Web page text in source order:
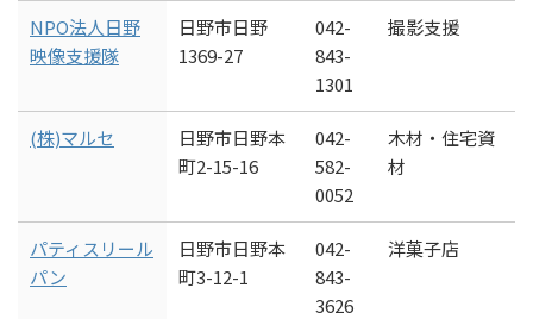
NPO法人日野
映像支援隊
日野市日野
1369-27
042-
843-
1301
撮影支援
(株)マルセ
日野市日野本
町2-15-16
042-
582-
0052
木材・住宅資
材
パティスリール
パン
日野市日野本
町3-12-1
042-
843-
3626
洋菓子店